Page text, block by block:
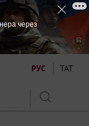
РУС ТАТ
через